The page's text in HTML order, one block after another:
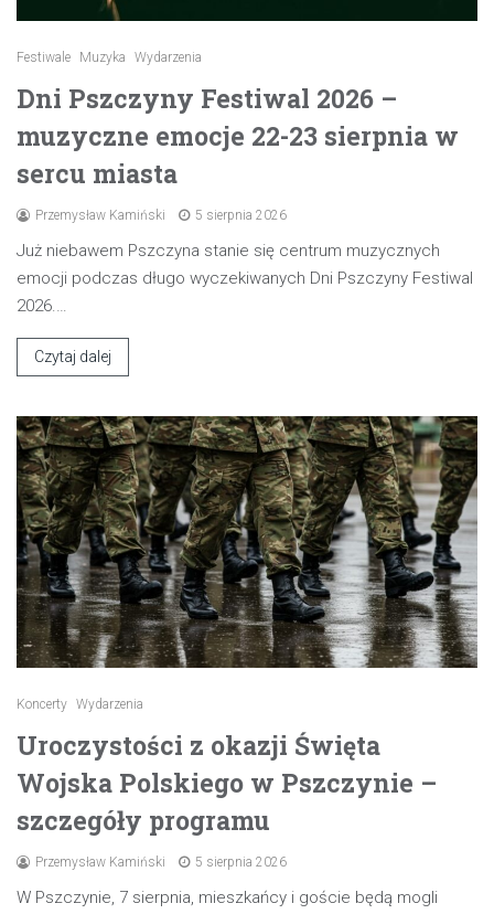
Festiwale Muzyka Wydarzenia
Dni Pszczyny Festiwal 2026 –
muzyczne emocje 22-23 sierpnia w
sercu miasta
Przemysław Kamiński 5 sierpnia 2026
Już niebawem Pszczyna stanie się centrum muzycznych
emocji podczas długo wyczekiwanych Dni Pszczyny Festiwal
2026.…
Czytaj dalej
Koncerty Wydarzenia
Uroczystości z okazji Święta
Wojska Polskiego w Pszczynie –
szczegóły programu
Przemysław Kamiński 5 sierpnia 2026
W Pszczynie, 7 sierpnia, mieszkańcy i goście będą mogli